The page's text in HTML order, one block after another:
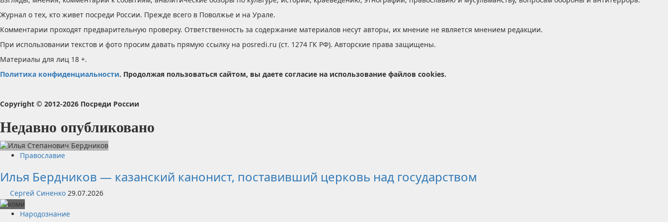
Журнал о тех, кто живет посреди России. Прежде всего в Поволжье и на Урале.
Комментарии проходят предварительную проверку. Ответственность за содержание материалов несут авторы, их мнение не является мнением редакции.
При использовании текстов и фото просим давать прямую ссылку на posredi.ru (ст. 1274 ГК РФ). Авторские права защищены.
Материалы для лиц 18 +.
Политика конфиденциальности. Продолжая пользоваться сайтом, вы даете согласие на использование файлов cookies.
Copyright © 2012-2026 Посреди России
Недавно опубликовано
Православие
Илья Бердников — казанский канонист, поставивший церковь над государством
Сергей Синенко 29.07.2026
Народознание